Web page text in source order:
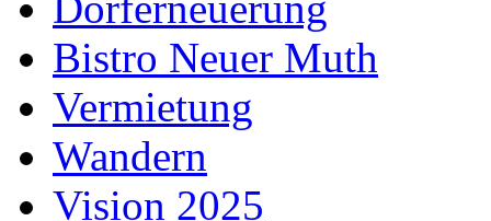
Bistro Neuer Muth
Vermietung
Wandern
Vision 2025